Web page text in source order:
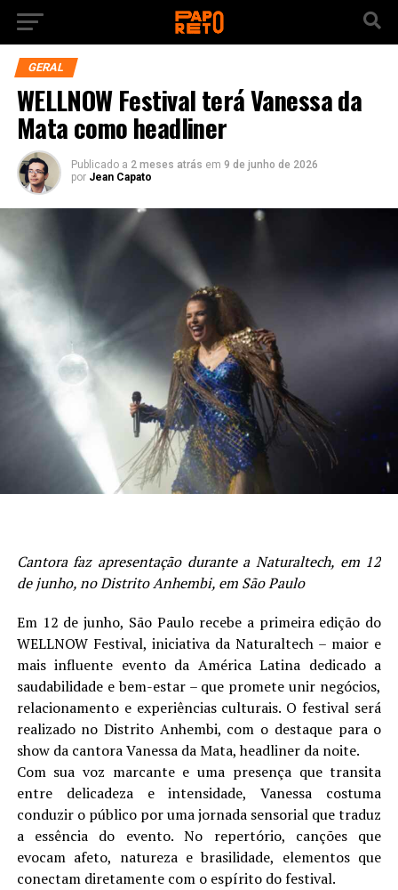
GERAL
WELLNOW Festival terá Vanessa da
Mata como headliner
Publicado a 2 meses atrás em 9 de junho de 2026
por Jean Capato
Cantora faz apresentação durante a Naturaltech, em 12
de junho, no Distrito Anhembi, em São Paulo
Em 12 de junho, São Paulo recebe a primeira edição do
WELLNOW Festival, iniciativa da Naturaltech – maior e
mais influente evento da América Latina dedicado a
saudabilidade e bem-estar – que promete unir negócios,
relacionamento e experiências culturais. O festival será
realizado no Distrito Anhembi, com o destaque para o
show da cantora Vanessa da Mata, headliner da noite.
Com sua voz marcante e uma presença que transita
entre delicadeza e intensidade, Vanessa costuma
conduzir o público por uma jornada sensorial que traduz
a essência do evento. No repertório, canções que
evocam afeto, natureza e brasilidade, elementos que
conectam diretamente com o espírito do festival.